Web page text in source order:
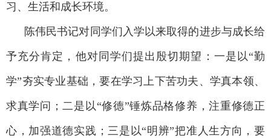
习、生活和成长环境。
陈伟民书记对同学们入学以来取得的进步与成长给
予充分肯定，他对同学们提出殷切期望：一是以“勤
学”夯实专业基础，要在学习上下苦功夫、学真本领、
求真学问；二是以“修德”锤炼品格修养，注重修德正
心，加强道德实践；三是以“明辨”把准人生方向，要